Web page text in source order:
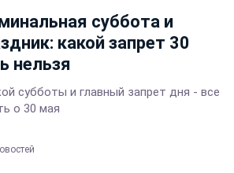
суббота и
какой запрет 30
нельзя
субботы и главный запрет дня - все
о 30 мая